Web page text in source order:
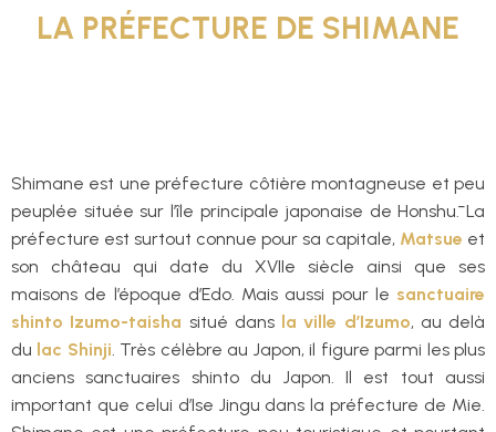
LA PRÉFECTURE DE SHIMANE
Shimane est une préfecture côtière montagneuse et peu
peuplée située sur l’île principale japonaise de Honshū. La
préfecture est surtout connue pour sa capitale, Matsue et
son château qui date du XVIIe siècle ainsi que ses
maisons de l’époque d’Edo. Mais aussi pour le sanctuaire
shinto Izumo-taisha situé dans la ville d’Izumo, au delà
du lac Shinji . Très célèbre au Japon, il figure parmi les plus
anciens sanctuaires shinto du Japon. Il est tout aussi
important que celui d’Ise Jingu dans la préfecture de Mie.